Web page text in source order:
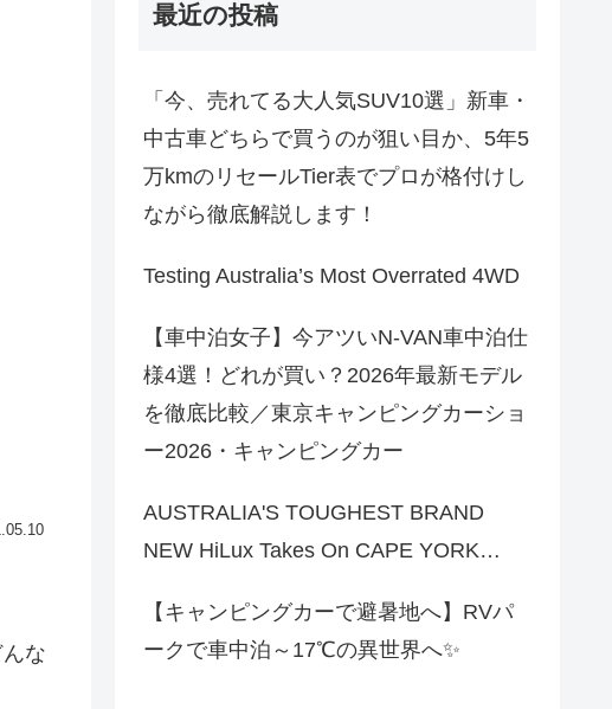
な
最近の投稿
「今、売れてる大人気SUV10選」新車・
中古車どちらで買うのが狙い目か、5年5
万kmのリセールTier表でプロが格付けし
ながら徹底解説します！
Testing Australia’s Most Overrated 4WD
【車中泊女子】今アツいN-VAN車中泊仕
様4選！どれが買い？2026年最新モデル
を徹底比較／東京キャンピングカーショ
ー2026・キャンピングカー
AUSTRALIA'S TOUGHEST BRAND
NEW HiLux Takes On CAPE YORK…
【キャンピングカーで避暑地へ】RVパ
ークで車中泊～17℃の異世界へ✨